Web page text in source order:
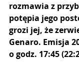
rozmawia z
potępia jego
grozi jej, że
Genaro. Emisja
o godz. 17:45